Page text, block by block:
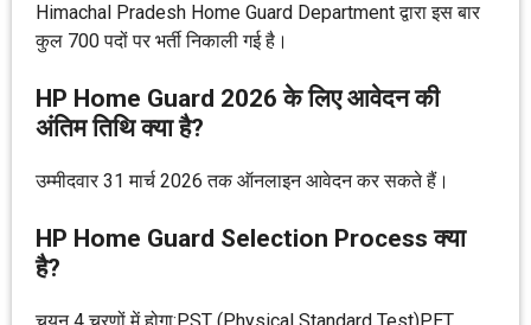
Himachal Pradesh Home Guard Department द्वारा इस बार
कुल 700 पदों पर भर्ती निकाली गई है।
HP Home Guard 2026 के लिए आवेदन की
अंतिम तिथि क्या है?
उम्मीदवार 31 मार्च 2026 तक ऑनलाइन आवेदन कर सकते हैं।
HP Home Guard Selection Process क्या
है?